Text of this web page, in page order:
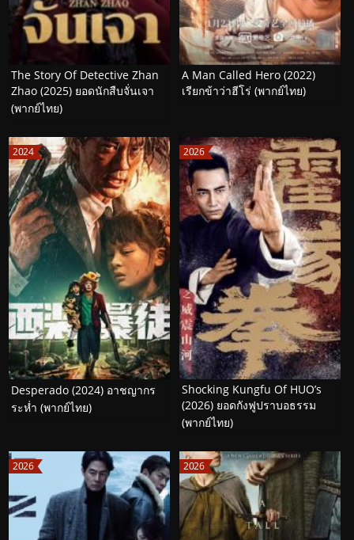
The Story Of Detective Zhan
Zhao (2025) ยอดนักสืบจั่นเจา
(พากย์ไทย)
A Man Called Hero (2022)
เรียกข้าว่าฮีโร่ (พากย์ไทย)
2024
Desperado (2024) อาชญากร
ระห่ำ (พากย์ไทย)
2026
Shocking Kungfu Of HUO’s
(2026) ยอดกังฟูปราบอธรรม
(พากย์ไทย)
2026 2026